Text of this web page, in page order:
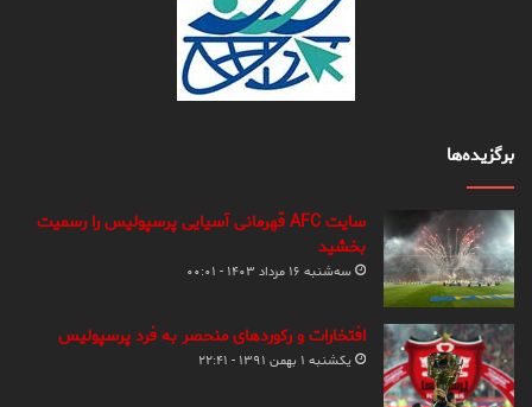
برگزیده‌ها
سایت AFC قهرمانی آسیایی پرسپولیس را رسمیت
بخشید
سه‌شنبه ۱۶ مرداد ۱۴۰۳ - ۰۰:۰۱
افتخارات و رکوردهای منحصر به فرد پرسپولیس
یکشنبه ۱ بهمن ۱۳۹۱ - ۲۲:۴۱